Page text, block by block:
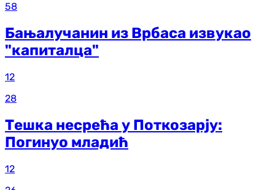
58
Бањалучанин из Врбаса извукао
"капиталца"
12
28
Тешка несрећа у Поткозарју:
Погинуо младић
12